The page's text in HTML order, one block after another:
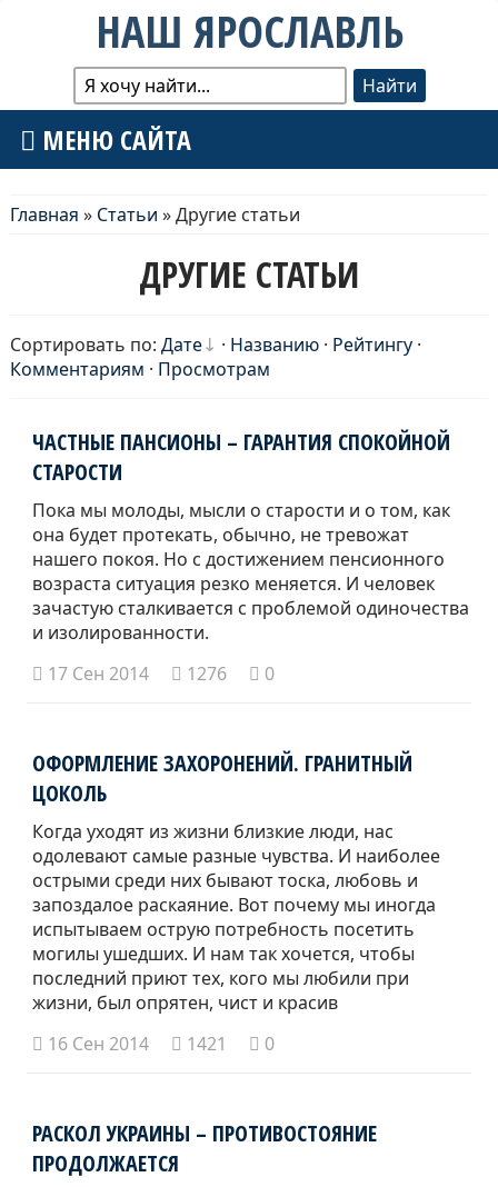
НАШ ЯРОСЛАВЛЬ
МЕНЮ САЙТА
Главная » Статьи » Другие статьи
ДРУГИЕ СТАТЬИ
Сортировать по: Дате · Названию· Рейтингу·
Комментариям · Просмотрам
ЧАСТНЫЕ ПАНСИОНЫ – ГАРАНТИЯ СПОКОЙНОЙ
СТАРОСТИ
Пока мы молоды, мысли о старости и о том, как
она будет протекать, обычно, не тревожат
нашего покоя. Но с достижением пенсионного
возраста ситуация резко меняется. И человек
зачастую сталкивается с проблемой одиночества
и изолированности.
17 Сен 2014
1276 0
ОФОРМЛЕНИЕ ЗАХОРОНЕНИЙ. ГРАНИТНЫЙ
ЦОКОЛЬ
Когда уходят из жизни близкие люди, нас
одолевают самые разные чувства. И наиболее
острыми среди них бывают тоска, любовь и
запоздалое раскаяние. Вот почему мы иногда
испытываем острую потребность посетить
могилы ушедших. И нам так хочется, чтобы
последний приют тех, кого мы любили при
жизни, был опрятен, чист и красив
16 Сен 2014
1421 0
РАСКОЛ УКРАИНЫ – ПРОТИВОСТОЯНИЕ
ПРОДОЛЖАЕТСЯ